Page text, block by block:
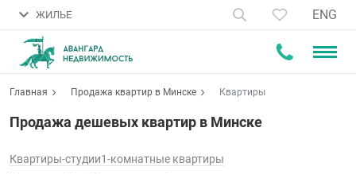
ЖИЛЬЕ ENG
Главная Продажа квартир в Минске Квартиры
Продажа дешевых квартир в Минске
Квартиры-студии1-комнатные квартиры